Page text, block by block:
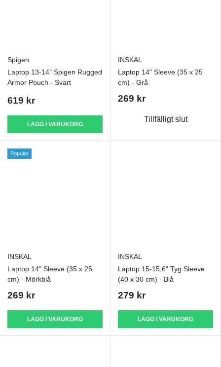
Spigen
Laptop 13-14" Spigen Rugged
Armor Pouch - Svart
619 kr
LÄGG I VARUKORG
INSKAL
Laptop 14" Sleeve (35 x 25
cm) - Grå
269 kr
Tillfälligt slut
Popular
INSKAL
Laptop 14" Sleeve (35 x 25
cm) - Mörkblå
269 kr
LÄGG I VARUKORG
INSKAL
Laptop 15-15,6" Tyg Sleeve
(40 x 30 cm) - Blå
279 kr
LÄGG I VARUKORG